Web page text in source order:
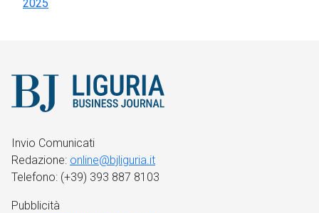
2025
Invio Comunicati
Redazione: online@bjliguria.it
Telefono: (+39) 393 887 8103
Pubblicità